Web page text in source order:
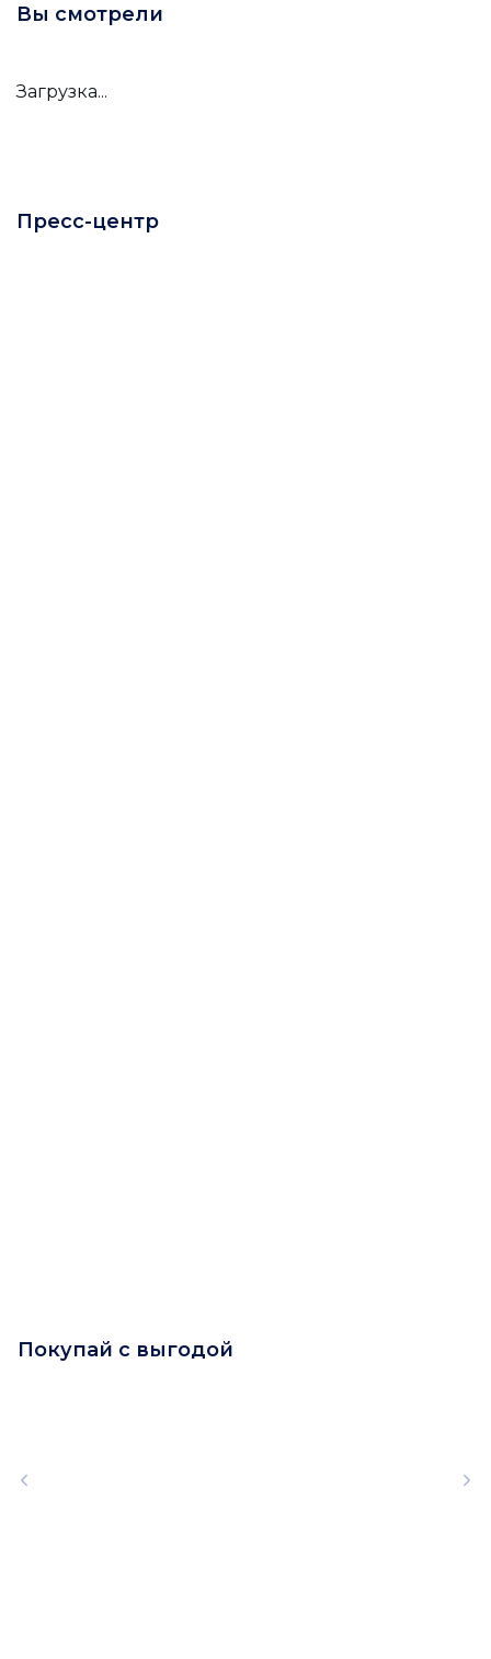
Вы смотрели
Загрузка...
Пресс-центр
Покупай с выгодой